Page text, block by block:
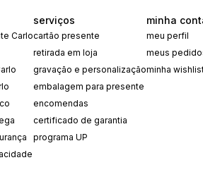
Carlo
serviços
cartão presente
retirada em loja
gravação e personalização
embalagem para presente
encomendas
certificado de garantia
programa UP
minha
meu perfil
meus
minha